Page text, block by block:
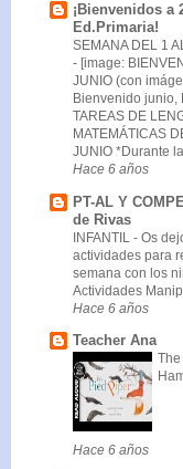
¡Bienvenidos a
Ed.Primaria!
SEMANA DEL 1
- [image:
JUNIO (con
Bienvenido junio,
TAREAS DE
MATEMÁTICAS
JUNIO *Durante
Hace 6 años
PT-AL Y
de Rivas
INFANTIL - Os
actividades para
semana con los
Actividades
Hace 6 años
Teacher Ana
Hace 6 años